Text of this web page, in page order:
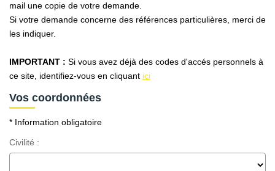
AFR IMMOBILIER Carrières-Sur-Seine
AFR IMMOBILIER Chatou - Location | Gestion | Syndic
AFR IMMOBILIER Houilles
mail une copie de votre demande.
Si votre demande concerne des références particulières, merci de
les indiquer.
IMPORTANT : Si vous avez déjà des codes d'accés personnels à
ce site, identifiez-vous en cliquant ici
Vos coordonnées
* Information obligatoire
Civilité :